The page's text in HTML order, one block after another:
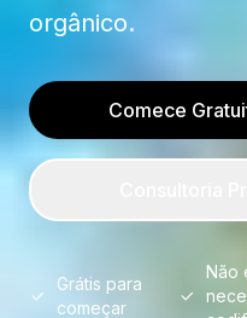
orgânico.
Comece
Grátis para
começar
Não